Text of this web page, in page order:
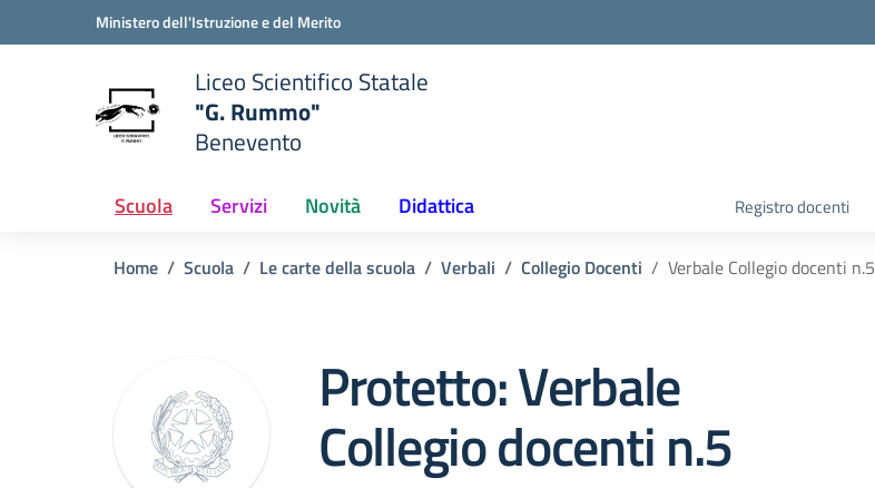
Vai ai contenuti
Vai al menu di navigazioneMinistero dell'Istruzione e del Merito
scuola
Liceo Scientifico Statale
"G. Rummo"
Benevento
Scuola Servizi Novità Didattica Registro docenti
Home Scuola Le carte della scuola Verbali Collegio Docenti Verbale Collegio docenti n.5
Protetto: Verbale
Collegio docenti n.5